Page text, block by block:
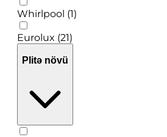
Whirlpool (1)
Eurolux (21)
Plitə növü